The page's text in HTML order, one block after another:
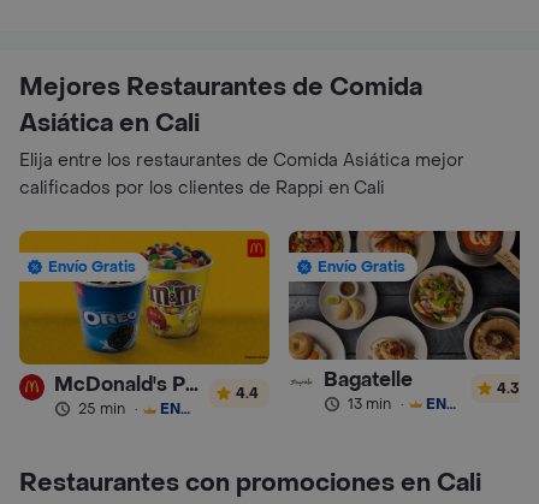
Mejores Restaurantes de Comida
Asiática en Cali
Elija entre los restaurantes de Comida Asiática mejor
calificados por los clientes de Rappi en Cali
Envío Gratis
McDonald's Postres
25 min · ENVÍO GRATIS
4.4
Envío Gratis
Bagatelle
13 min · ENVÍO GRATIS
4.3
Restaurantes con promociones en Cali